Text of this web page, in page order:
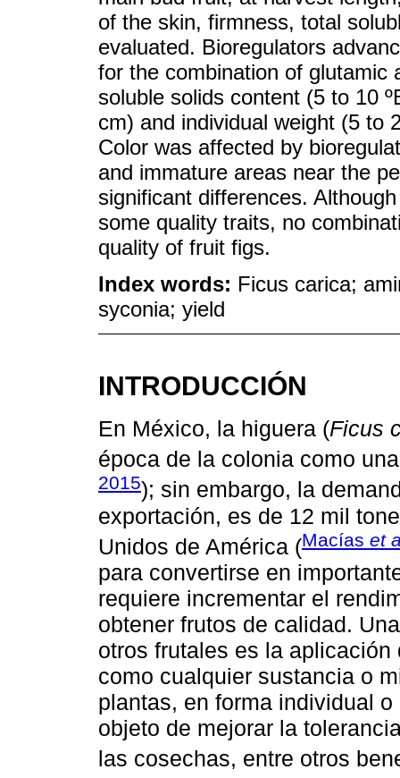
of the skin, firmness, total
evaluated. Bioregulators
for the combination of glutamic
soluble solids content (5 to 10
cm) and individual weight (5 to
Color was affected by
and immature areas near the
significant differences.
some quality traits, no
quality of fruit figs.
Index words: Ficus carica;
syconia; yield
INTRODUCCIÓN
En México, la higuera (Ficus
época de la colonia como
2015); sin embargo, la
exportación, es de 12 mil
Unidos de América (Macías et
para convertirse en
requiere incrementar el
obtener frutos de calidad.
otros frutales es la
como cualquier sustancia o
plantas, en forma individual
objeto de mejorar la
las cosechas, entre otros